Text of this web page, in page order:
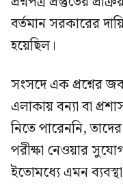
বর্তমান সরকারের
হয়েছিল।
সংসদে এক প্রশ্নের
এলাকায় বন্যা বা
নিতে পারেননি,
পরীক্ষা নেওয়ার সুযোগ
ইতোমধ্যে এমন